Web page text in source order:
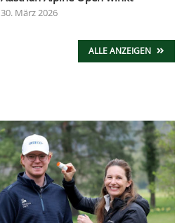
30. März 2026
ALLE ANZEIGEN